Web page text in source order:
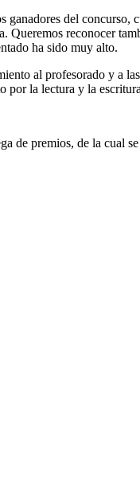
ganadores del concurso,
Queremos reconocer
ha sido muy alto.
al profesorado y a
por la lectura y la
de premios, de la cual